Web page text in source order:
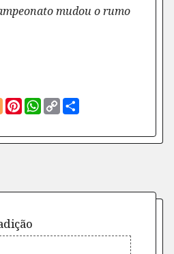
mudou o rumo
BloggerPinterest
WhatsApp
Copy
Link